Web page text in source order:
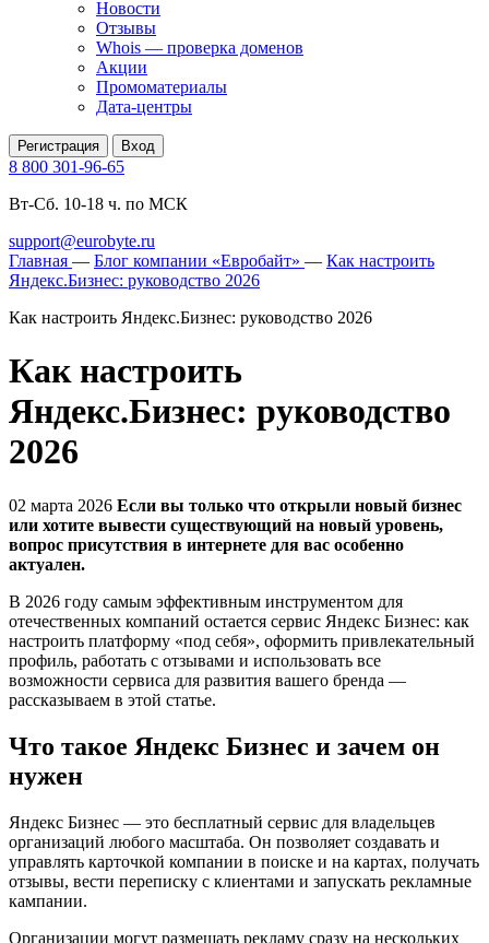
Новости
Отзывы
Whois — проверка доменов
Акции
Промоматериалы
Дата-центры
Регистрация Вход
8 800 301-96-65
Вт-Сб. 10-18 ч. по МСК
support@eurobyte.ru
Главная — Блог компании «Евробайт» — Как настроить
Яндекс.Бизнес: руководство 2026
Как настроить Яндекс.Бизнес: руководство 2026
Как настроить
Яндекс.Бизнес: руководство
2026
02 марта 2026 Если вы только что открыли новый бизнес
или хотите вывести существующий на новый уровень,
вопрос присутствия в интернете для вас особенно
актуален.
В 2026 году самым эффективным инструментом для
отечественных компаний остается сервис Яндекс Бизнес: как
настроить платформу «под себя», оформить привлекательный
профиль, работать с отзывами и использовать все
возможности сервиса для развития вашего бренда —
рассказываем в этой статье.
Что такое Яндекс Бизнес и зачем он
нужен
Яндекс Бизнес — это бесплатный сервис для владельцев
организаций любого масштаба. Он позволяет создавать и
управлять карточкой компании в поиске и на картах, получать
отзывы, вести переписку с клиентами и запускать рекламные
кампании.
Организации могут размещать рекламу сразу на нескольких